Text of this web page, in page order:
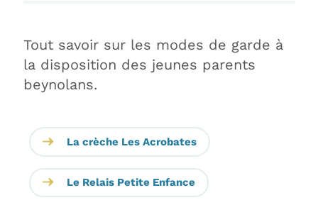
Tout savoir sur les modes de garde à
la disposition des jeunes parents
beynolans.
La crèche Les Acrobates
Le Relais Petite Enfance